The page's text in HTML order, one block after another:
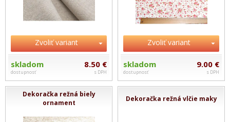
Zvoliť variant
skladom
dostupnosť
8.50 €
s DPH
Zvoliť variant
skladom
dostupnosť
9.00 €
s DPH
Dekoračka režná biely
ornament
Dekoračka režná vlčie maky